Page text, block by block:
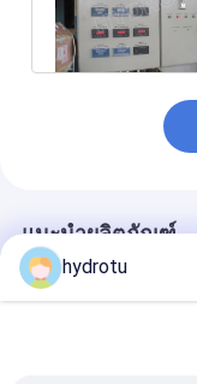
แนะนำผลิตภัณฑ์
hydrotu